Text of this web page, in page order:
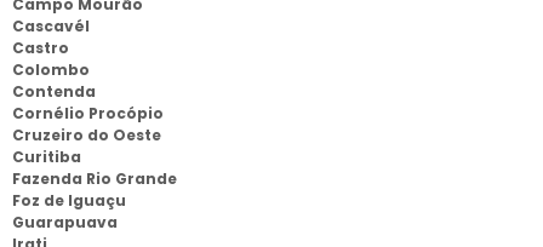
Campo Mourão
Cascavél
Castro
Colombo
Contenda
Cornélio Procópio
Cruzeiro do Oeste
Curitiba
Fazenda Rio Grande
Foz de Iguaçu
Guarapuava